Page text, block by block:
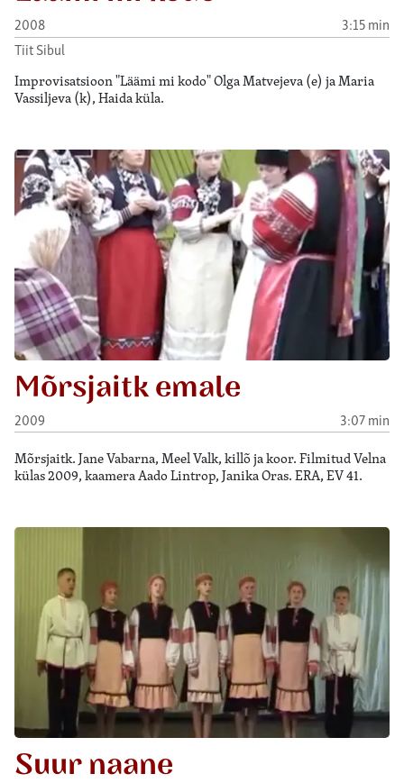
2008
3:15 min
Tiit Sibul
Improvisatsioon "Läämi mi kodo" Olga Matvejeva (e) ja Maria
Vassiljeva (k), Haida küla.
Mõrsjaitk emale
2009 3:07 min
Mõrsjaitk. Jane Vabarna, Meel Valk, killõ ja koor. Filmitud Velna
külas 2009, kaamera Aado Lintrop, Janika Oras. ERA, EV 41.
Suur naane